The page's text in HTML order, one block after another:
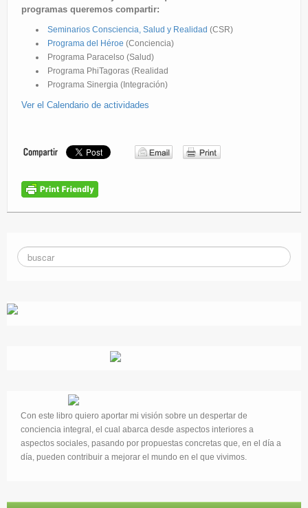
programas queremos compartir:
Seminarios Consciencia, Salud y Realidad (CSR)
Programa del Héroe (Conciencia)
Programa Paracelso (Salud)
Programa PhiTagoras (Realidad
Programa Sinergia (Integración)
Ver el Calendario de actividades
Con este libro quiero aportar mi visión sobre un despertar de
conciencia integral, el cual abarca desde aspectos interiores a
aspectos sociales, pasando por propuestas concretas que, en el día a
día, pueden contribuir a mejorar el mundo en el que vivimos.